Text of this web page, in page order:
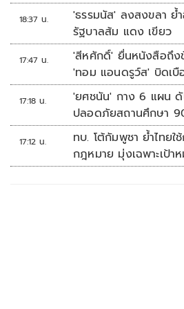
18:37 น.
'ธรรมนัส' ลงสงขลา ย้
รัฐบาลส้ม แดง เขียว
17:47 น.
'สีหศักดิ์' ยื่นหนังสือถึง
'ทอม แอนดรูว์ส' บิดเ
ประโยชน์ทางการเมือง
17:18 น.
'ยศชนัน' กาง 6 แผน ดั
ปลอดภัยสถานศึกษา
รุนแรง
17:12 น.
ทบ. โต้กัมพูชา ย้ำไทยใ
กฎหมาย มุ่งเฉพาะเป้า